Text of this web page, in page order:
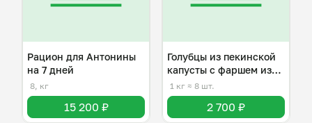
Рацион для Антонины
на 7 дней
8, кг
15 200 ₽
Голубцы из пекинской
капусты с фаршем из
индейки
1 кг ≈ 8 шт.
2 700 ₽